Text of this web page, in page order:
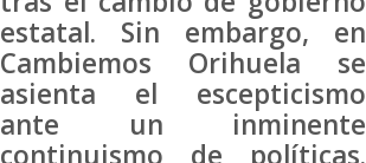
estatal. Sin embargo, en
Cambiemos Orihuela se
asienta el escepticismo
ante un inminente
continuismo de políticas.